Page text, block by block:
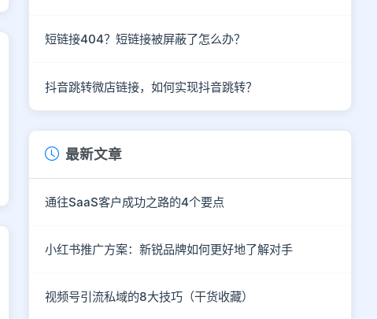
短链接404？短链接被屏蔽了怎么办？
抖音跳转微店链接，如何实现抖音跳转？
最新文章
通往SaaS客户成功之路的4个要点
小红书推广方案：新锐品牌如何更好地了解对手
视频号引流私域的8大技巧（干货收藏）